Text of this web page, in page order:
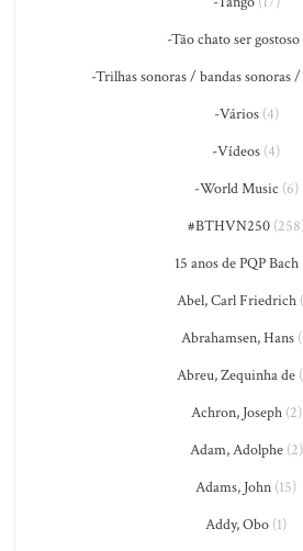
-Tão chato ser gostoso
-Trilhas sonoras / bandas sonoras
-Vários(4)
-Vídeos (4)
-World Music (6)
#BTHVN250
15 anos de PQP Bach
Abel, Carl Friedrich
Abrahamsen, Hans
Abreu, Zequinha de
Achron, Joseph(2)
Adam, Adolphe(2)
Adams, John (15)
Addy, Obo (1)